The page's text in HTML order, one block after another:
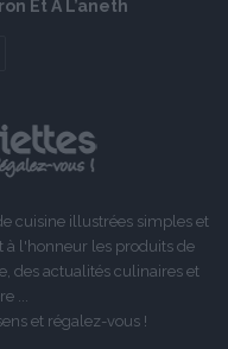
Et À L’aneth
cuisine illustrées simples et
à l'honneur les produits de
des actualités culinaires et
...
et régalez-vous !